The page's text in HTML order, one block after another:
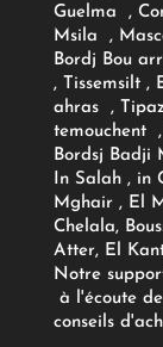
Guelma ,
Msila ,
Bordj Bou
, Tissemsilt ,
ahras ,
temouchent
Bordsj Badji
In Salah , in
Mghair , El
Chelala,
Atter, El
Notre
à l'écoute
conseils